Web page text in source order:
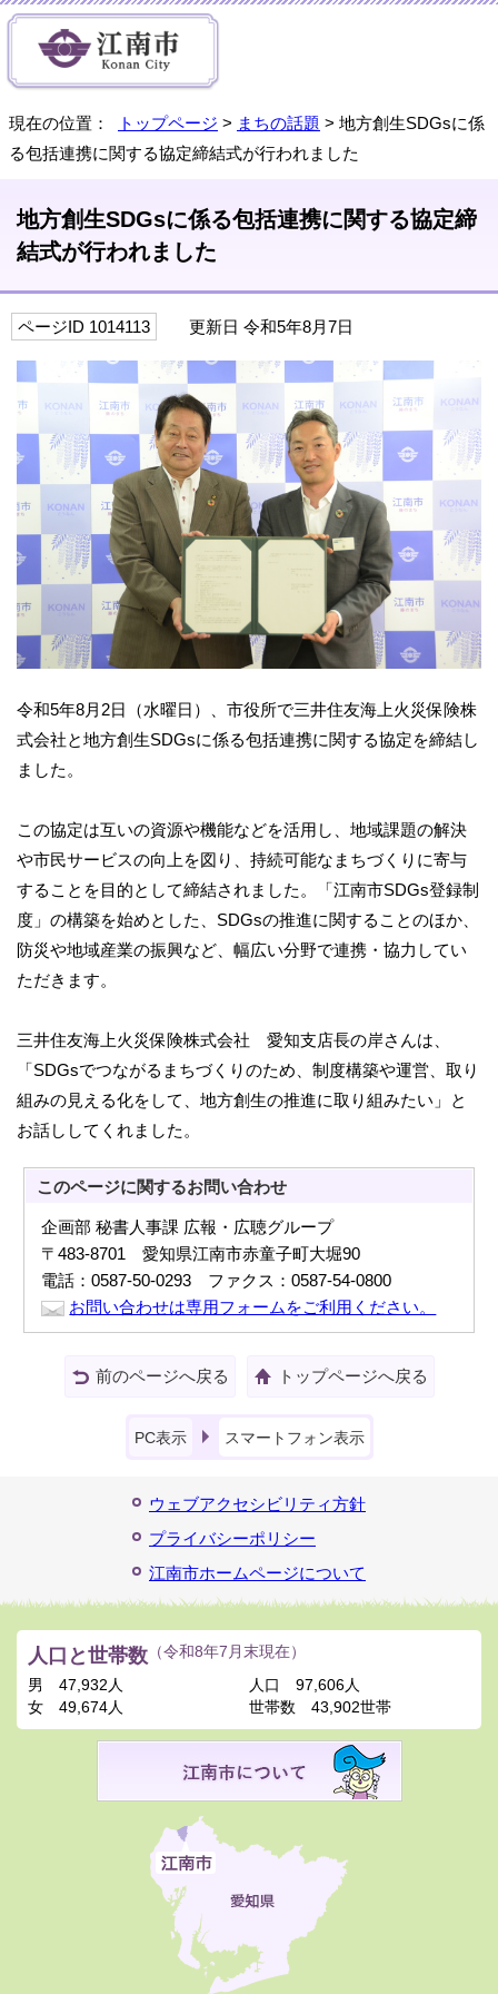
現在の位置： トップページ > まちの話題 > 地方創生SDGsに係
る包括連携に関する協定締結式が行われました
地方創生SDGsに係る包括連携に関する協定締
結式が行われました
ページID 1014113 更新日 令和5年8月7日
令和5年8月2日（水曜日）、市役所で三井住友海上火災保険株
式会社と地方創生SDGsに係る包括連携に関する協定を締結し
ました。
この協定は互いの資源や機能などを活用し、地域課題の解決
や市民サービスの向上を図り、持続可能なまちづくりに寄与
することを目的として締結されました。「江南市SDGs登録制
度」の構築を始めとした、SDGsの推進に関することのほか、
防災や地域産業の振興など、幅広い分野で連携・協力してい
ただきます。
三井住友海上火災保険株式会社 愛知支店長の岸さんは、
「SDGsでつながるまちづくりのため、制度構築や運営、取り
組みの見える化をして、地方創生の推進に取り組みたい」と
お話ししてくれました。
このページに関するお問い合わせ
企画部 秘書人事課 広報・広聴グループ
〒483-8701 愛知県江南市赤童子町大堀90
電話：0587-50-0293 ファクス：0587-54-0800
お問い合わせは専用フォームをご利用ください。
前のページへ戻る トップページへ戻る
PC表示 スマートフォン表示
ウェブアクセシビリティ方針
プライバシーポリシー
江南市ホームページについて
人口と世帯数 （令和8年7月末現在）
男
47,932人
女
49,674人
人口
97,606人
世帯数
43,902世帯